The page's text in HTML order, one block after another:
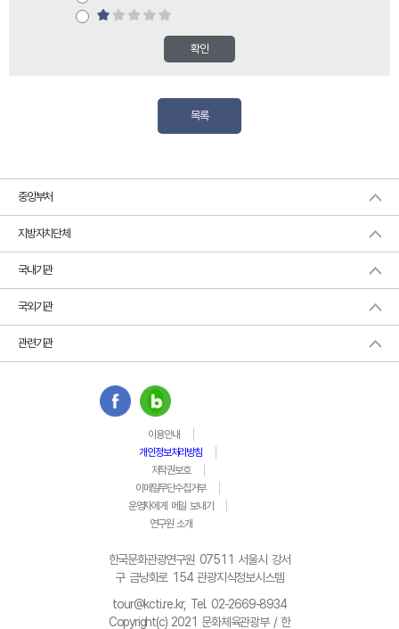
확인
목록
중앙부처
지방자치단체
국내기관
국외기관
관련기관
이용안내
개인정보처리방침
저작권보호
이메일무단수집거부
운영자에게 메일 보내기
연구원 소개
한국문화관광연구원 07511 서울시 강서
구 금낭화로 154 관광지식정보시스템
tour@kcti.re.kr, Tel. 02-2669-8934
Copyright(c) 2021 문화체육관광부 / 한